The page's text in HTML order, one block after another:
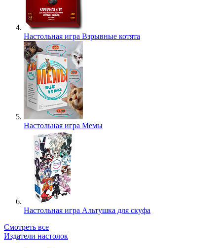
Настольная игра Взрывные котята
Настольная игра Мемы
Настольная игра Альтушка для скуфа
Смотреть все
Издатели настолок